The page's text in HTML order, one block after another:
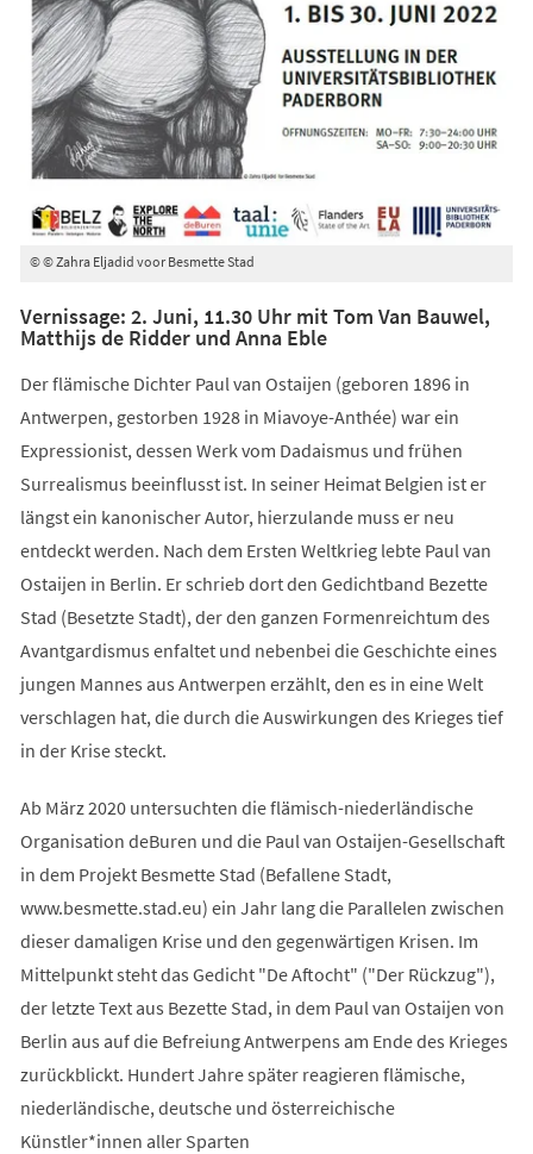
© © Zahra Eljadid voor Besmette Stad
Vernissage: 2. Juni, 11.30 Uhr mit Tom Van Bauwel,
Matthijs de Ridder und Anna Eble
Der flämische Dichter Paul van Ostaijen (geboren 1896 in
Antwerpen, gestorben 1928 in Miavoye-Anthée) war ein
Expressionist, dessen Werk vom Dadaismus und frühen
Surrealismus beeinflusst ist. In seiner Heimat Belgien ist er
längst ein kanonischer Autor, hierzulande muss er neu
entdeckt werden. Nach dem Ersten Weltkrieg lebte Paul van
Ostaijen in Berlin. Er schrieb dort den Gedichtband Bezette
Stad (Besetzte Stadt), der den ganzen Formenreichtum des
Avantgardismus enfaltet und nebenbei die Geschichte eines
jungen Mannes aus Antwerpen erzählt, den es in eine Welt
verschlagen hat, die durch die Auswirkungen des Krieges tief
in der Krise steckt.
Ab März 2020 untersuchten die flämisch-niederländische
Organisation deBuren und die Paul van Ostaijen-Gesellschaft
in dem Projekt Besmette Stad (Befallene Stadt,
www.besmette.stad.eu) ein Jahr lang die Parallelen zwischen
dieser damaligen Krise und den gegenwärtigen Krisen. Im
Mittelpunkt steht das Gedicht "De Aftocht" ("Der Rückzug"),
der letzte Text aus Bezette Stad, in dem Paul van Ostaijen von
Berlin aus auf die Befreiung Antwerpens am Ende des Krieges
zurückblickt. Hundert Jahre später reagieren flämische,
niederländische, deutsche und österreichische
Künstler*innen aller Sparten